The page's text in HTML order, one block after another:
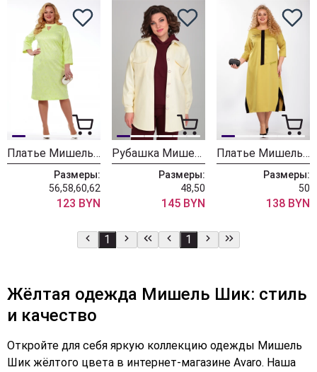
Платье Мишель Шик 2123 лимонный
Размеры:
56,58,60,62
123 BYN
Рубашка Мишель Шик 773 нежно-желтый
Размеры:
48,50
145 BYN
Платье Мишель Шик 2073 горчица
Размеры:
50
138 BYN
1 1
Жёлтая одежда Мишель Шик: стиль
и качество
Откройте для себя яркую коллекцию одежды Мишель
Шик жёлтого цвета в интернет-магазине Avaro. Наша